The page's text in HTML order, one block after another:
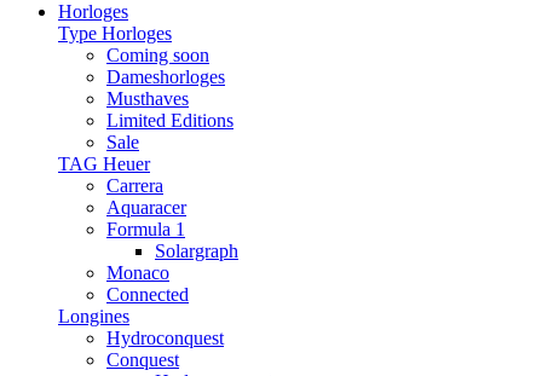
Horloges
Type Horloges
Coming soon
Dameshorloges
Musthaves
Limited Editions
Sale
TAG Heuer
Carrera
Aquaracer
Formula 1
Solargraph
Monaco
Connected
Longines
Hydroconquest
Conquest